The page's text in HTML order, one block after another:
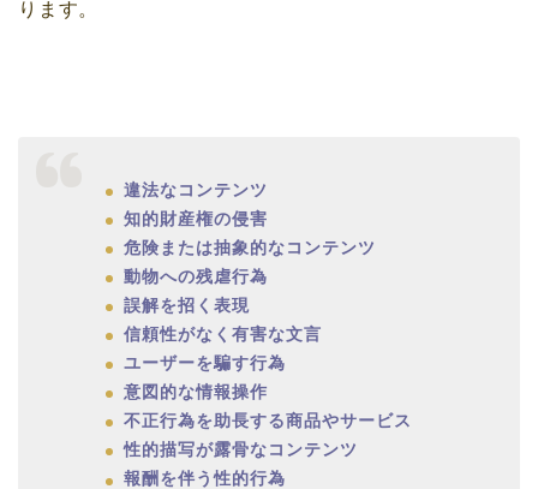
ります。
違法なコンテンツ
知的財産権の侵害
危険または抽象的なコンテンツ
動物への残虐行為
誤解を招く表現
信頼性がなく有害な文言
ユーザーを騙す行為
意図的な情報操作
不正行為を助長する商品やサービス
性的描写が露骨なコンテンツ
報酬を伴う性的行為